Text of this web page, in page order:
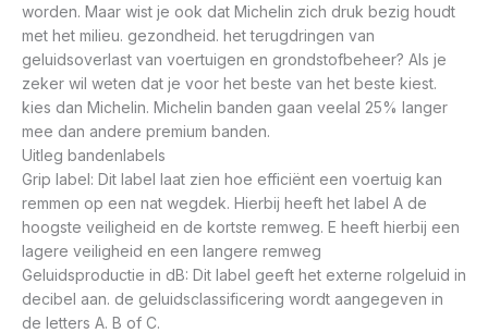
worden. Maar wist je ook dat Michelin zich druk bezig houdt
met het milieu. gezondheid. het terugdringen van
geluidsoverlast van voertuigen en grondstofbeheer? Als je
zeker wil weten dat je voor het beste van het beste kiest.
kies dan Michelin. Michelin banden gaan veelal 25% langer
mee dan andere premium banden.
Uitleg bandenlabels
Grip label: Dit label laat zien hoe efficiënt een voertuig kan
remmen op een nat wegdek. Hierbij heeft het label A de
hoogste veiligheid en de kortste remweg. E heeft hierbij een
lagere veiligheid en een langere remweg
Geluidsproductie in dB: Dit label geeft het externe rolgeluid in
decibel aan. de geluidsclassificering wordt aangegeven in
de letters A. B of C.